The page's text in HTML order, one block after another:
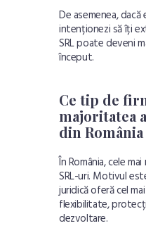
De asemenea,
intenționezi să îți
SRL poate deveni
început.
Ce tip de
majoritatea
din România
În România, cele
SRL-uri. Motivul
juridică oferă cel
flexibilitate,
dezvoltare.